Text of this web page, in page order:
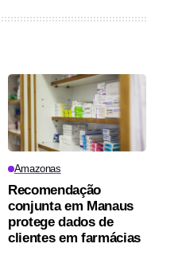
Amazonas
Recomendação
conjunta em Manaus
protege dados de
clientes em farmácias